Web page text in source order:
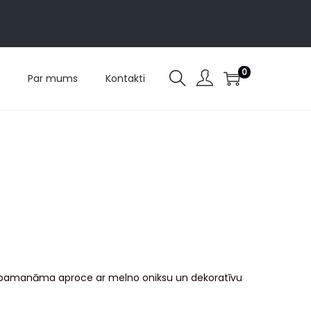
Par mums Kontakti 0
aproce ar melno oniksu un dekoratīvu